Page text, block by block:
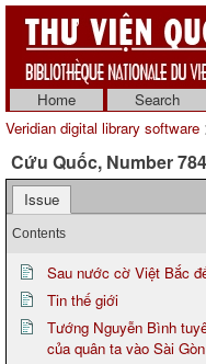
Home Search
Veridian digital library software
Cứu Quốc, Number
Issue
Contents
Sau nước cờ Việt Bắc
Tin thế giới
Tướng Nguyễn Bình
của quân ta vào Sài Gòn